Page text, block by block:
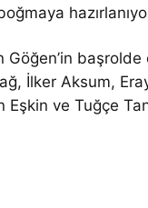
Göğen’in
İlker Aksum,
ve Tuğçe